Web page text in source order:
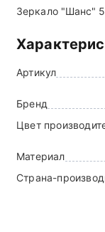
Зеркало "Шанс"
Артикул
Бренд
Цвет
Материал
Страна-